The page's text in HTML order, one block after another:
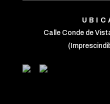
Calle Conde de